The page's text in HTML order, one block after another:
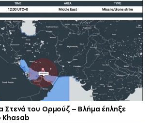
Στενά του Ορμούζ – Βλήμα έπληξε
Khasab